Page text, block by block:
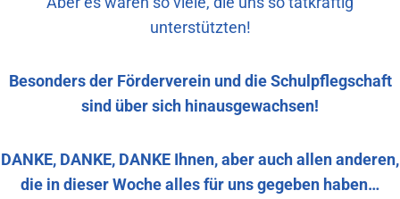
unterstützten!
Besonders der Förderverein und die Schulpflegschaft
sind über sich hinausgewachsen!
DANKE, DANKE, DANKE Ihnen, aber auch allen anderen,
die in dieser Woche alles für uns gegeben haben…